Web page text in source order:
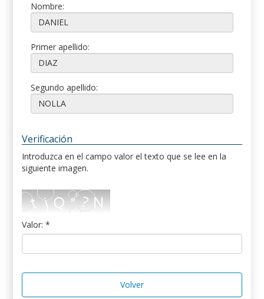
Nombre:
Primer apellido:
Segundo apellido:
Verificación
Introduzca en el campo valor el texto que se lee en la
siguiente imagen.
Valor: *
Volver